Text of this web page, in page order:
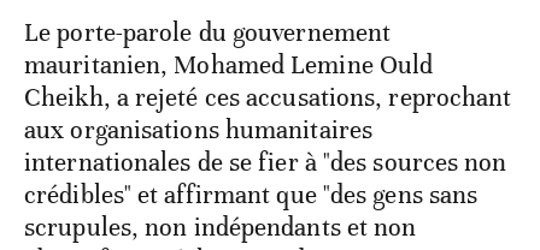
Le porte-parole du gouvernement
mauritanien, Mohamed Lemine Ould
Cheikh, a rejeté ces accusations, reprochant
aux organisations humanitaires
internationales de se fier à "des sources non
crédibles" et affirmant que "des gens sans
scrupules, non indépendants et non